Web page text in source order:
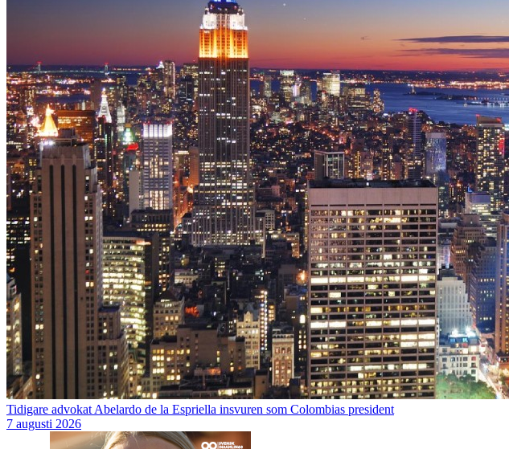
Tidigare advokat Abelardo de la Espriella insvuren som Colombias president
7 augusti 2026